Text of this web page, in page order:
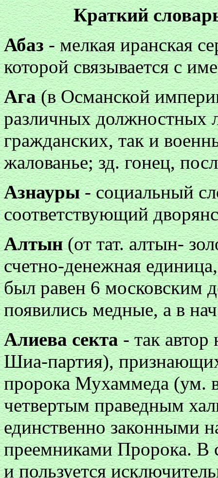
Краткий
Абаз- мелкая иранская
которой связывается с
Ага(в Османской
различных должностных
гражданских, так и
жалованье; зд. гонец,
Азнауры- социальный
соответствующий
Алтын(от тат. алтын-
счетно-денежная
был равен 6 московским
появились медные, а в
Алиева секта- так автор
Шиа-партия),
пророка Мухаммеда (ум.
четвертым праведным
единственно законными
преемниками Пророка. В
и пользуется